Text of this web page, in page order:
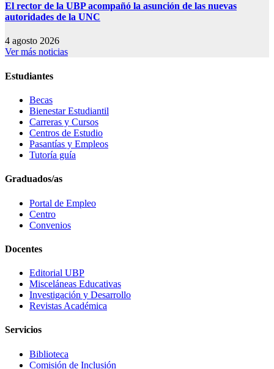
El rector de la UBP acompañó la asunción de las nuevas
autoridades de la UNC
4 agosto 2026
Ver más noticias
Estudiantes
Becas
Bienestar Estudiantil
Carreras y Cursos
Centros de Estudio
Pasantías y Empleos
Tutoría guía
Graduados/as
Portal de Empleo
Centro
Convenios
Docentes
Editorial UBP
Misceláneas Educativas
Investigación y Desarrollo
Revistas Académica
Servicios
Biblioteca
Comisión de Inclusión